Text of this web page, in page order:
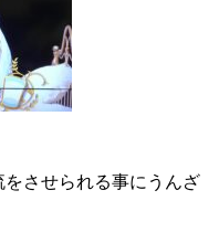
させられる事にうんざ